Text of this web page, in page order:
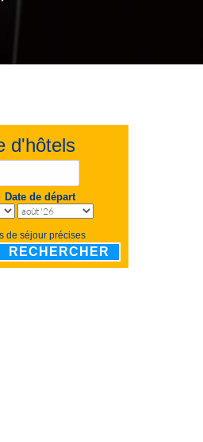
d'hôtels
Date de départ
de séjour précises
RECHERCHER